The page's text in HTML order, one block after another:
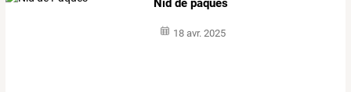
Nid de pâques
18 avr. 2025